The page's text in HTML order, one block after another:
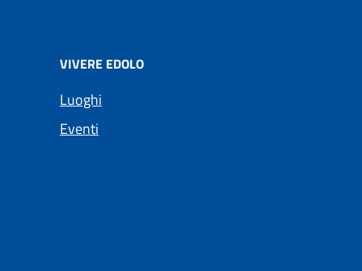
VIVERE EDOLO
Luoghi
Eventi